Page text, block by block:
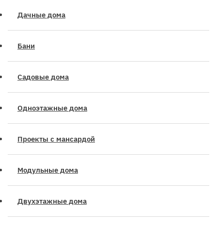
Дачные дома
Бани
Садовые дома
Одноэтажные дома
Проекты с мансардой
Модульные дома
Двухэтажные дома